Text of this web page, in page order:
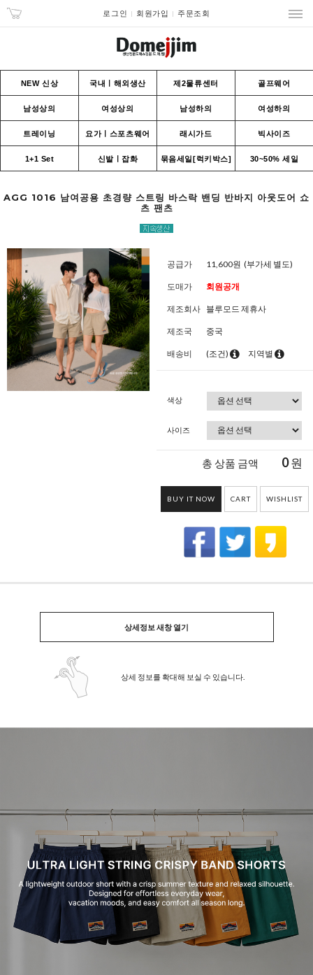
로그인 회원가입 주문조회
NEW 신상 국내ㅣ해외생산 제2물류센터 골프웨어
남성상의 여성상의 남성하의 여성하의
트레이닝 요가ㅣ스포츠웨어 래시가드 빅사이즈
1+1 Set 신발ㅣ잡화 묶음세일[럭키박스] 30~50% 세일
AGG 1016 남여공용 초경량 스트링 바스락 밴딩 반바지 아웃도어 쇼
츠 팬츠
공급가 11,600원 (부가세 별도)
도매가 회원공개
제조회사 블루모드 제휴사
제조국 중국
배송비 (조건) 지역별
색상
사이즈
총 상품 금액 0원
BUY IT NOW CART WISHLIST
상세정보 새창 열기
상세 정보를 확대해 보실 수 있습니다.